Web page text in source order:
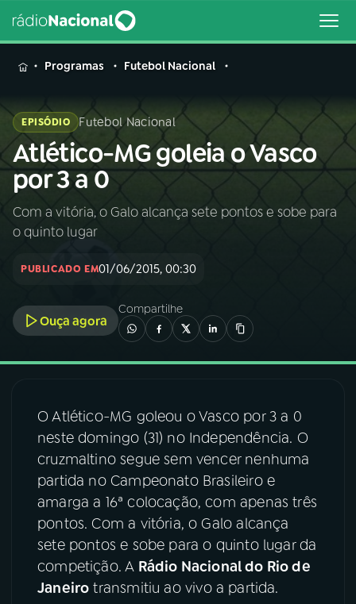
MENU
Buscar
na
Rádio
Nacional
04 PROGRAMAS
05PODCASTS
06VIDEOCASTS
Programas Futebol Nacional
EPISÓDIO Futebol Nacional
Atlético-MG goleia o Vasco
por 3 a 0
Com a vitória, o Galo alcança sete pontos e sobe para
o quinto lugar
PUBLICADO EM01/06/2015, 00:30
Ouça agora
Compartilhe
O Atlético-MG goleou o Vasco por 3 a 0
neste domingo (31) no Independência. O
cruzmaltino segue sem vencer nenhuma
partida no Campeonato Brasileiro e
amarga a 16ª colocação, com apenas três
pontos. Com a vitória, o Galo alcança
sete pontos e sobe para o quinto lugar da
competição. A Rádio Nacional do Rio de
Janeiro transmitiu ao vivo a partida.